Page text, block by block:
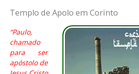
Templo de Apolo em Corinto
“Paulo,
chamado
para ser
apóstolo de